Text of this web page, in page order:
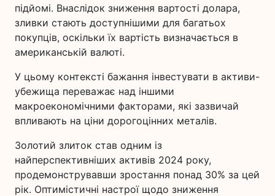
підйомі. Внаслідок зниження вартості долара,
зливки стають доступнішими для багатьох
покупців, оскільки їх вартість визначається в
американській валюті.
У цьому контексті бажання інвестувати в активи-
убежища переважає над іншими
макроекономічними факторами, які зазвичай
впливають на ціни дорогоцінних металів.
Золотий злиток став одним із
найперспективніших активів 2024 року,
продемонструвавши зростання понад 30% за цей
рік. Оптимістичні настрої щодо зниження